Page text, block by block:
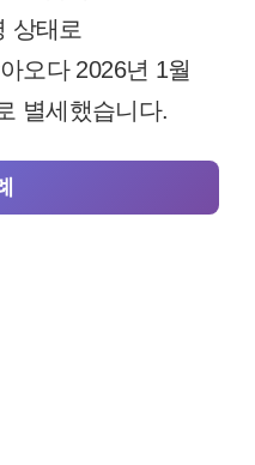
상태로
오다 2026년 1월
별세했습니다.